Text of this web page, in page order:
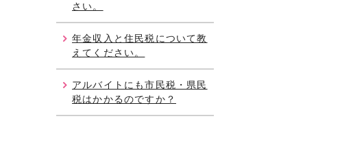
さい。
年金収入と住民税について教
えてください。
アルバイトにも市民税・県民
税はかかるのですか？